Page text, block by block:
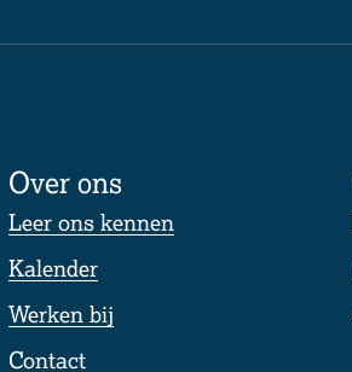
Over ons
Leer ons kennen
Kalender
Werken bij
Contact